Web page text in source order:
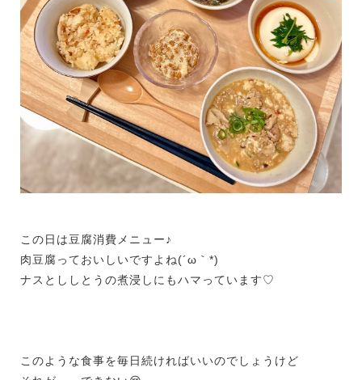
この日は豆腐消費メニュー♪
肉豆腐っておいしいですよね(´ω｀*)
ナスとししとうの煮浸しにもハマっています♡
このような食事を毎日続ければいいのでしょうけど